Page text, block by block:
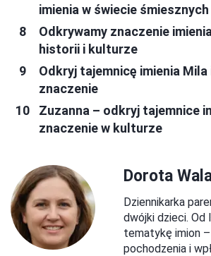
imienia w świecie
Odkrywamy znaczenie
historii i kulturze
Odkryj tajemnicę imienia Mila
znaczenie
Zuzanna – odkryj tajemnice
znaczenie w kulturze
Dorota
Dziennikarka
dwójki dzieci. Od
tematykę imion
pochodzenia i